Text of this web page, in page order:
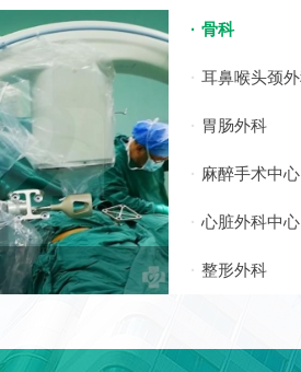
骨科
耳鼻喉头颈
胃肠外科
麻醉手术中心
心脏外科中心
整形外科